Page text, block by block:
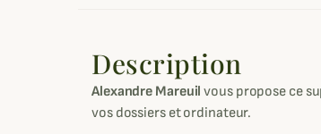
Description
Alexandre Mareuil vous propose ce
vos dossiers et ordinateur.